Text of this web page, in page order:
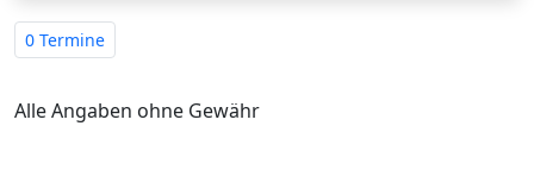
0 Termine
Alle Angaben ohne Gewähr